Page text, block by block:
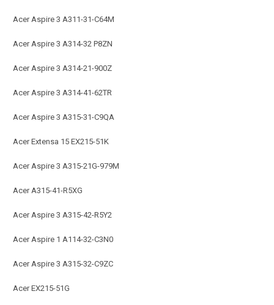
Acer Aspire 3 A311-31-C64M
Acer Aspire 3 A314-32 P8ZN
Acer Aspire 3 A314-21-900Z
Acer Aspire 3 A314-41-62TR
Acer Aspire 3 A315-31-C9QA
Acer Extensa 15 EX215-51K
Acer Aspire 3 A315-21G-979M
Acer A315-41-R5XG
Acer Aspire 3 A315-42-R5Y2
Acer Aspire 1 A114-32-C3N0
Acer Aspire 3 A315-32-C9ZC
Acer EX215-51G